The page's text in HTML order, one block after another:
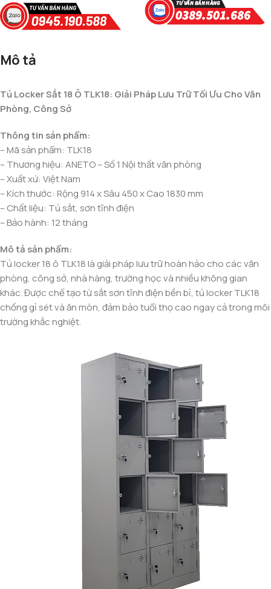
Mô tả
Tủ Locker Sắt 18 Ô TLK18: Giải Pháp Lưu Trữ Tối Ưu Cho Văn
Phòng, Công Sở
Thông tin sản phẩm:
– Mã sản phẩm: TLK18
– Thương hiệu: ANETO – Số 1 Nội thất văn phòng
– Xuất xứ: Việt Nam
– Kích thước: Rộng 914 x Sâu 450 x Cao 1830 mm
– Chất liệu: Tủ sắt, sơn tĩnh điện
– Bảo hành: 12 tháng
Mô tả sản phẩm:
Tủ locker 18 ô TLK18 là giải pháp lưu trữ hoàn hảo cho các văn
phòng, công sở, nhà hàng, trường học và nhiều không gian
khác. Được chế tạo từ sắt sơn tĩnh điện bền bỉ, tủ locker TLK18
chống gỉ sét và ăn mòn, đảm bảo tuổi thọ cao ngay cả trong môi
trường khắc nghiệt.